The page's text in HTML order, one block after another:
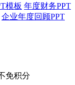
模板 年度财务PPT
企业年度回顾PPT
免积分